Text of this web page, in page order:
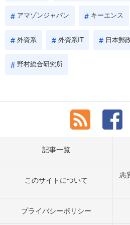
アマゾンジャパン キーエンス
外資系 外資系IT 日本郵
野村総合研究所
記事一覧
このサイトについて
悪
プライバシーポリシー